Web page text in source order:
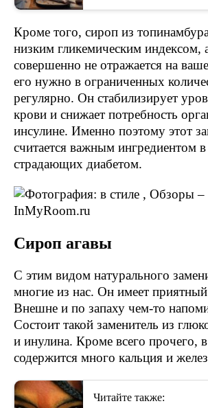
Кроме того, сироп из
низким гликемическим индексом,
совершенно не отражается на
его нужно в ограниченных
регулярно. Он стабилизирует
крови и снижает потребность
инсулине. Именно поэтому этот
считается важным ингредиентом
страдающих диабетом.
Сироп агавы
С этим видом натурального
многие из нас. Он имеет
Внешне и по запаху чем-то
Состоит такой заменитель из
и инулина. Кроме всего прочего,
содержится много кальция и
Читайте также: